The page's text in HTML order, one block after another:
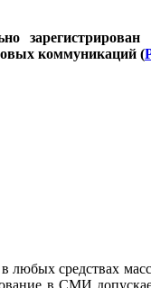
коммуникаций (
любых средствах